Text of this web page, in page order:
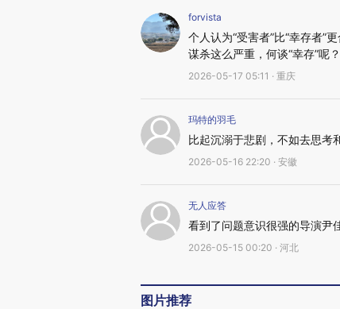
forvista
个人认为“受害者”比“幸存者”
谋杀这么严重，何谈“幸存”呢
2026-05-17 05:11 · 重庆
玛特的羽毛
比起沉溺于悲剧，不如去思考
2026-05-16 22:20 · 安徽
无人应答
看到了问题意识很强的导演尹
2026-05-15 00:20 · 河北
图片推荐